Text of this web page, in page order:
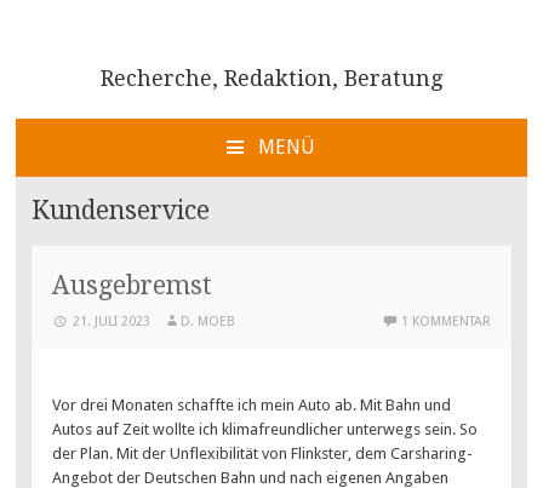
Recherche, Redaktion, Beratung
MENÜ
ZUM
INHALT
Kundenservice
Ausgebremst
21. JULI 2023 D. MOEB 1 KOMMENTAR
Vor drei Monaten schaffte ich mein Auto ab. Mit Bahn und
Autos auf Zeit wollte ich klimafreundlicher unterwegs sein. So
der Plan. Mit der Unflexibilität von Flinkster, dem Carsharing-
Angebot der Deutschen Bahn und nach eigenen Angaben